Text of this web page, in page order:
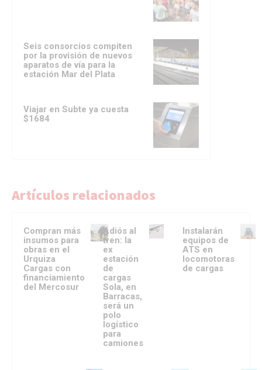
Seis consorcios compiten
por la provisión de nuevos
aparatos de vía para la
estación Mar del Plata
Viajar en Subte ya cuesta
$1684
Artículos relacionados
Compran más
insumos para
obras en el
Urquiza
Cargas con
financiamiento
del Mercosur
Adiós al
tren: la
ex
estación
de
cargas
Sola, en
Barracas,
será un
polo
logístico
para
camiones
Instalarán
equipos de
ATS en
locomotoras
de cargas